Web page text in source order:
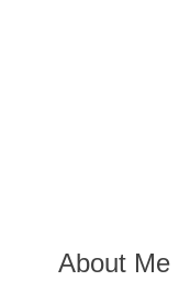
About Me